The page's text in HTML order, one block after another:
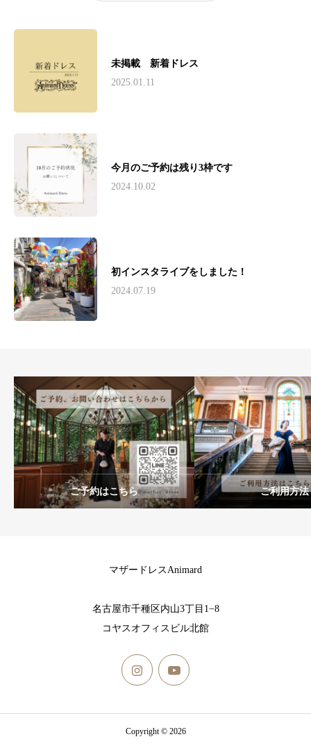
未掲載 新着ドレス
2025.01.11
今月のご予約は残り3枠です
2024.10.02
初インスタライブをしました！
2024.07.19
ご予約はこちら ご利用方法
マザードレスAnimard
名古屋市千種区内山3丁目1−8
コヤスオフィスビル北館
Copyright © 2026